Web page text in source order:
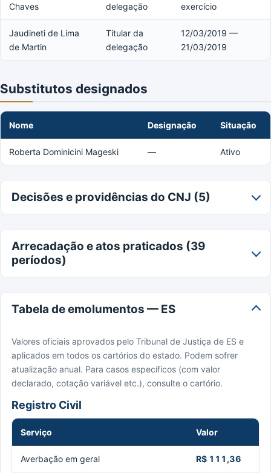
Chaves
delegação
exercício
Jaudineti de Lima
de Martin
Titular da
delegação
12/03/2019 —
21/03/2019
Substitutos designados
Nome Designação Situação
Roberta Dominicini Mageski — Ativo
Decisões e providências do CNJ (5)
Arrecadação e atos praticados (39
períodos)
Tabela de emolumentos — ES
Valores oficiais aprovados pelo Tribunal de Justiça de ES e
aplicados em todos os cartórios do estado. Podem sofrer
atualização anual. Para casos específicos (com valor
declarado, cotação variável etc.), consulte o cartório.
Registro Civil
Serviço Valor
Averbação em geral R$ 111,36